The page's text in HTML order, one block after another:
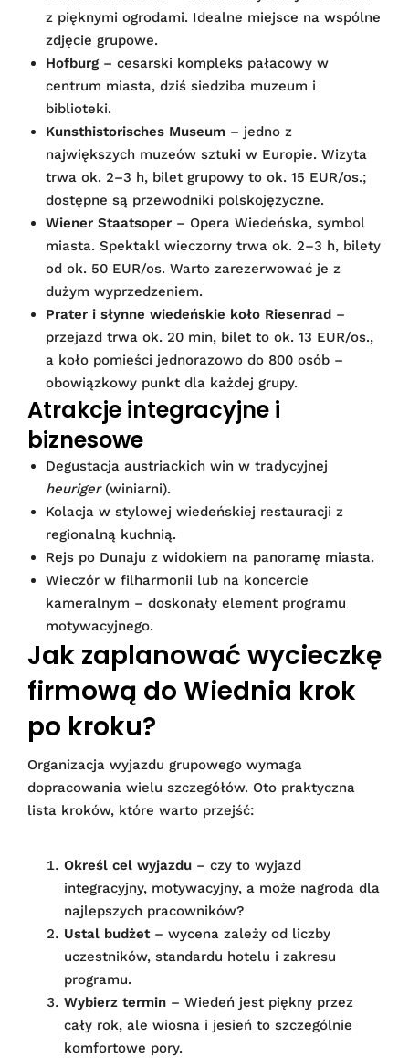
z pięknymi ogrodami. Idealne miejsce na wspólne
zdjęcie grupowe.
Hofburg– cesarski kompleks pałacowy w
centrum miasta, dziś siedziba muzeum i
biblioteki.
Kunsthistorisches Museum – jedno z
największych muzeów sztuki w Europie. Wizyta
trwa ok. 2–3 h, bilet grupowy to ok. 15 EUR/os.;
dostępne są przewodniki polskojęzyczne.
Wiener Staatsoper – Opera Wiedeńska, symbol
miasta. Spektakl wieczorny trwa ok. 2–3 h, bilety
od ok. 50 EUR/os. Warto zarezerwować je z
dużym wyprzedzeniem.
Prater i słynne wiedeńskie koło Riesenrad –
przejazd trwa ok. 20 min, bilet to ok. 13 EUR/os.,
a koło pomieści jednorazowo do 800 osób –
obowiązkowy punkt dla każdej grupy.
Atrakcje integracyjne i
biznesowe
Degustacja austriackich win w tradycyjnej
heuriger(winiarni).
Kolacja w stylowej wiedeńskiej restauracji z
regionalną kuchnią.
Rejs po Dunaju z widokiem na panoramę miasta.
Wieczór w filharmonii lub na koncercie
kameralnym – doskonały element programu
motywacyjnego.
Jak zaplanować wycieczkę
firmową do Wiednia krok
po kroku?
Organizacja wyjazdu grupowego wymaga
dopracowania wielu szczegółów. Oto praktyczna
lista kroków, które warto przejść:
Określ cel wyjazdu – czy to wyjazd
integracyjny, motywacyjny, a może nagroda dla
najlepszych pracowników?
Ustal budżet– wycena zależy od liczby
uczestników, standardu hotelu i zakresu
programu.
Wybierz termin – Wiedeń jest piękny przez
cały rok, ale wiosna i jesień to szczególnie
komfortowe pory.